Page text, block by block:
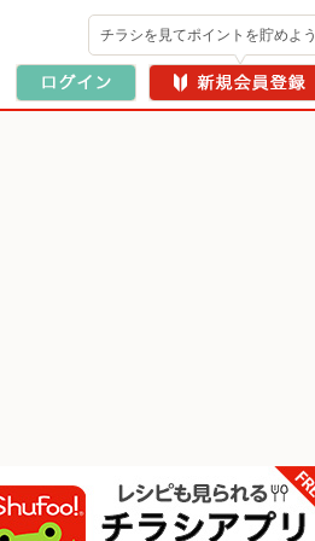
チラシを見てポイントを貯めよう